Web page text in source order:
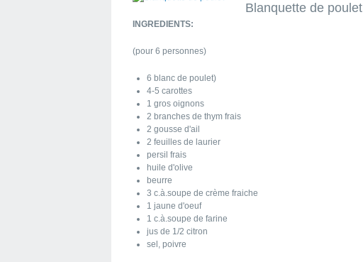
Blanquette de poulet
INGREDIENTS:
(pour 6 personnes)
6 blanc de poulet)
4-5 carottes
1 gros oignons
2 branches de thym frais
2 gousse d'ail
2 feuilles de laurier
persil frais
huile d'olive
beurre
3 c.à.soupe de crème fraiche
1 jaune d'oeuf
1 c.à.soupe de farine
jus de 1/2 citron
sel, poivre